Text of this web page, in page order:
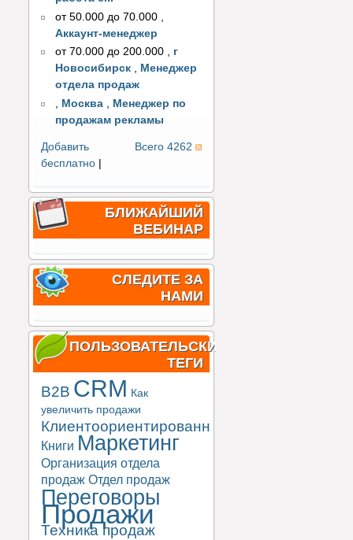
от 50.000 до 70.000
Аккаунт-менеджер
от 70.000 до 200.000 , г
Новосибирск , Менеджер
отдела продаж
, Москва , Менеджер по
продажам рекламы
Всего 4262
Добавить
бесплатно
БЛИЖАЙШИЙ
ВЕБИНАР
СЛЕДИТЕ ЗА
НАМИ
ПОЛЬЗОВАТЕЛЬСКИЕ
ТЕГИ
B2B CRM Как
увеличить продажи
Клиентоориентированность
Книги Маркетинг
Организация отдела
продаж Отдел продаж
Переговоры
Продажи
Техника продаж